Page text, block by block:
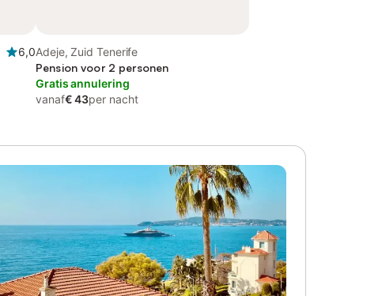
6,0Adeje, Zuid Tenerife
Pension voor 2 personen
Gratis annulering
vanaf€ 43per nacht